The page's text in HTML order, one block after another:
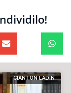
CIANTON LADIN